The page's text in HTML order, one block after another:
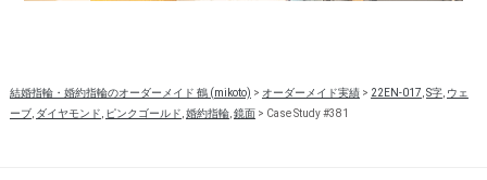
結婚指輪・婚約指輪のオーダーメイド 鶴 (mikoto) > オーダーメイド実績> 22EN-017,S字, ウェ
ーブ, ダイヤモンド, ピンクゴールド,婚約指輪,鏡面 > Case Study #381